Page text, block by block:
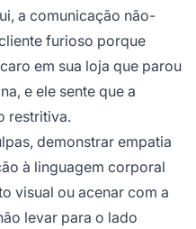
a comunicação não-
furioso porque
em sua loja que parou
e ele sente que a
restritiva.
demonstrar empatia
à linguagem corporal
visual ou acenar com a
levar para o lado